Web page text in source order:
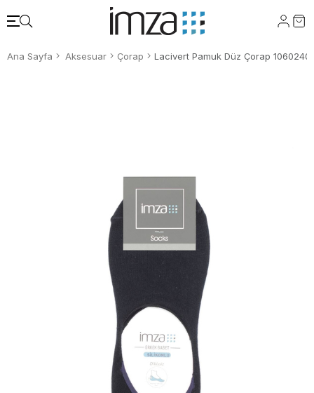
Ana Sayfa Aksesuar Çorap Lacivert Pamuk Düz Çorap